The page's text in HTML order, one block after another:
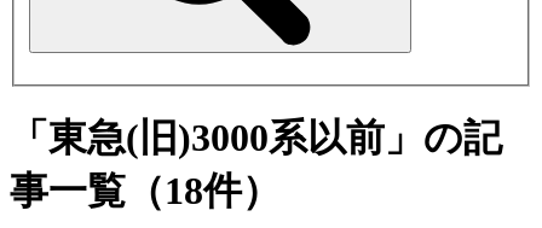
「東急(旧)3000系以前」の記
事一覧（18件）